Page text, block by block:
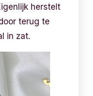
herstelt
terug te
in zat.